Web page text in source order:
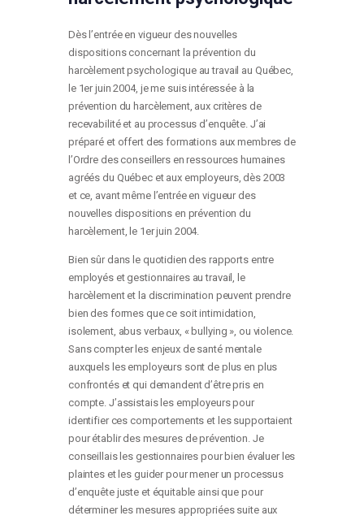
Dès l’entrée en vigueur des nouvelles
dispositions concernant la prévention du
harcèlement psychologique au travail au Québec,
le 1erjuin 2004, je me suis intéressée à la
prévention du harcèlement, aux critères de
recevabilité et au processus d’enquête. J’ai
préparé et offert des formations aux membres de
l’Ordre des conseillers en ressources humaines
agréés du Québec et aux employeurs, dès 2003
et ce, avant même l’entrée en vigueur des
nouvelles dispositions en prévention du
harcèlement, le 1 erjuin 2004.
Bien sûr dans le quotidien des rapports entre
employés et gestionnaires au travail, le
harcèlement et la discrimination peuvent prendre
bien des formes que ce soit intimidation,
isolement, abus verbaux, « bullying », ou violence.
Sans compter les enjeux de santé mentale
auxquels les employeurs sont de plus en plus
confrontés et qui demandent d’être pris en
compte. J’assistais les employeurs pour
identifier ces comportements et les supportaient
pour établir des mesures de prévention. Je
conseillais les gestionnaires pour bien évaluer les
plaintes et les guider pour mener un processus
d’enquête juste et équitable ainsi que pour
déterminer les mesures appropriées suite aux